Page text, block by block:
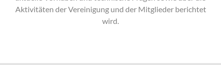
Aktivitäten der Vereinigung und der Mitglieder berichtet
wird.